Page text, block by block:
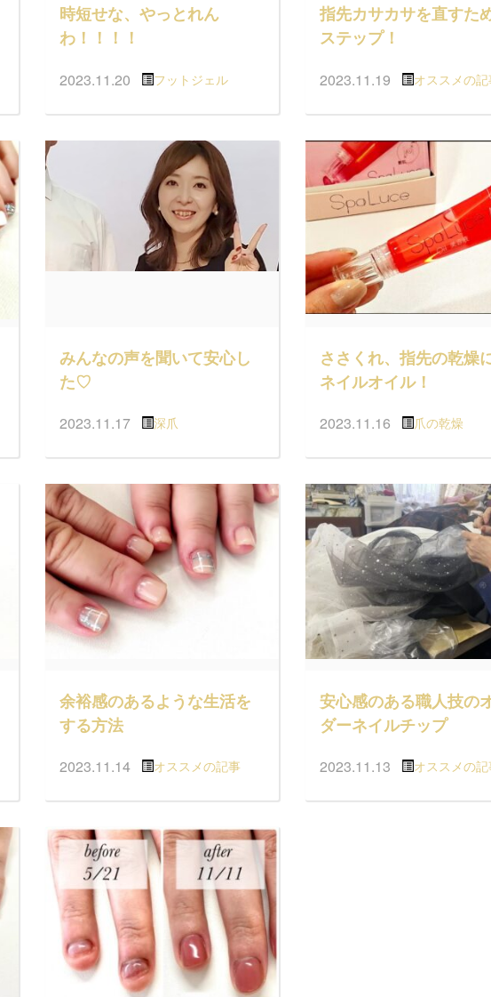
時短せな、やっとれん
わ！！！！
2023.11.20 フットジェル
指先カサカサを直すた
ステップ！
2023.11.19 オススメの
みんなの声を聞いて安心し
た♡
2023.11.17 深爪
ささくれ、指先の乾燥
ネイルオイル！
2023.11.16 爪の乾燥
余裕感のあるような生活を
する方法
2023.11.14 オススメの記事
安心感のある職人技の
ダーネイルチップ
2023.11.13 オススメの